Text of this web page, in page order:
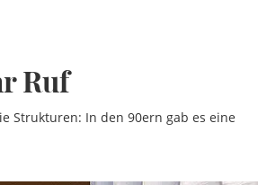
Ruf
Strukturen: In den 90ern gab es eine